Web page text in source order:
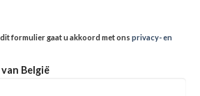
formulier gaat u akkoord met ons privacy- en
België